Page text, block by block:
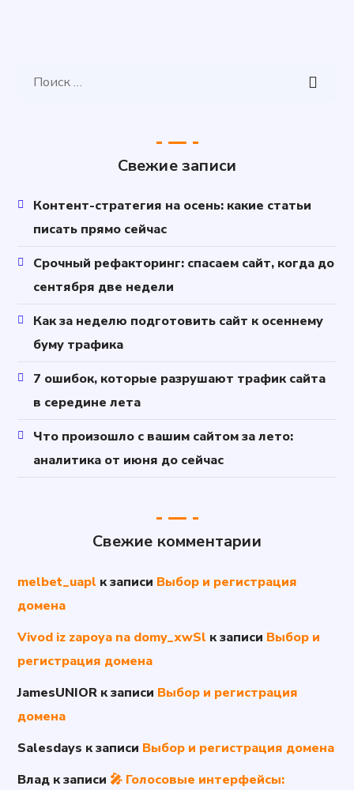
Свежие записи
Контент-стратегия на осень: какие статьи
писать прямо сейчас
Срочный рефакторинг: спасаем сайт, когда до
сентября две недели
Как за неделю подготовить сайт к осеннему
буму трафика
7 ошибок, которые разрушают трафик сайта
в середине лета
Что произошло с вашим сайтом за лето:
аналитика от июня до сейчас
Свежие комментарии
melbet_uapl к записи Выбор и регистрация
домена
Vivod iz zapoya na domy_xwSl к записи Выбор и
регистрация домена
JamesUNIOR к записи Выбор и регистрация
домена
Salesdays к записи Выбор и регистрация домена
Влад к записи 🎤 Голосовые интерфейсы: